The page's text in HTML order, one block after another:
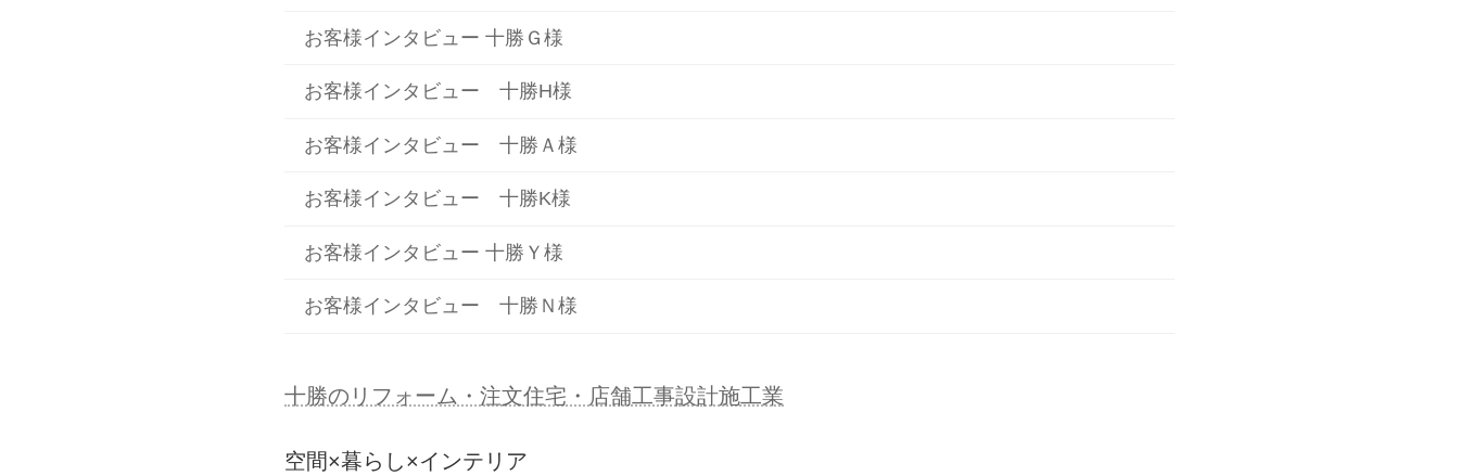
お客様インタビュー 十勝Ｇ様
お客様インタビュー 十勝H様
お客様インタビュー 十勝Ａ様
お客様インタビュー 十勝K様
お客様インタビュー 十勝Ｙ様
お客様インタビュー 十勝Ｎ様
十勝のリフォーム・注文住宅・店舗工事設計施工業
空間×暮らし×インテリア